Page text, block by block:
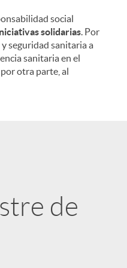
social
solidarias. Por
seguridad sanitaria a
sanitaria en el
otra parte, al
de